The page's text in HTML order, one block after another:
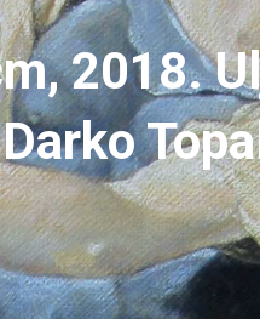
2018.
Darko